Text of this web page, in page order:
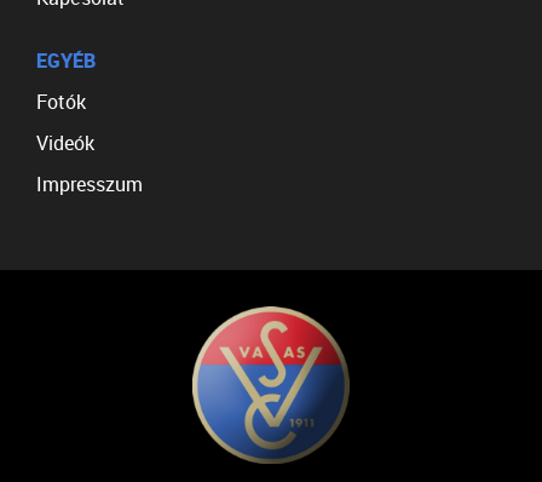
EGYÉB
Fotók
Videók
Impresszum